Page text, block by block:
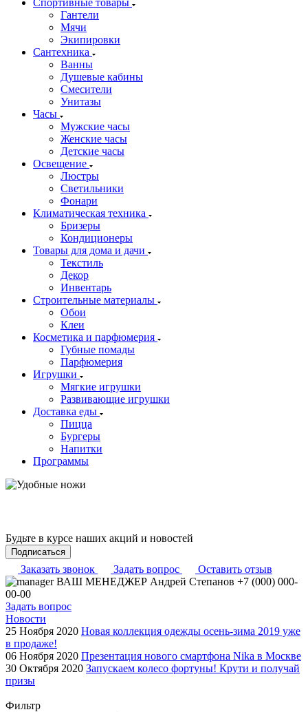
Гантели
Мячи
Экипировки
Сантехника
Ванны
Душевые кабины
Смесители
Унитазы
Часы
Мужские часы
Женские часы
Детские часы
Освещение
Люстры
Светильники
Фонари
Климатическая техника
Бризеры
Кондиционеры
Товары для дома и дачи
Текстиль
Декор
Инвентарь
Строительные материалы
Обои
Клеи
Косметика и парфюмерия
Губные помады
Парфюмерия
Игрушки
Мягкие игрушки
Развивающие игрушки
Доставка еды
Пицца
Бургеры
Напитки
Программы
Будьте в курсе наших акций и новостей
Подписаться
Заказать звонок Задать вопрос
Оставить отзыв
ВАШ МЕНЕДЖЕР Андрей Степанов +7 (000) 000-
00-00
Задать вопрос
Новости
25 Ноября 2020 Новая коллекция одежды осень-зима 2019 уже
в продаже!
06 Ноября 2020 Презентация нового смартфона Nika в Москве
30 Октября 2020 Запускаем колесо фортуны! Крути и получай
призы
Фильтр